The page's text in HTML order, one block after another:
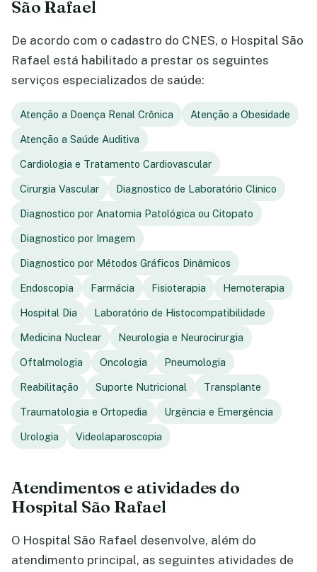
São Rafael
De acordo com o cadastro do CNES, o Hospital São
Rafael está habilitado a prestar os seguintes
serviços especializados de saúde:
Atenção a Doença Renal Crônica Atenção a Obesidade
Atenção a Saúde Auditiva
Cardiologia e Tratamento Cardiovascular
Cirurgia Vascular Diagnostico de Laboratório Clinico
Diagnostico por Anatomia Patológica ou Citopato
Diagnostico por Imagem
Diagnostico por Métodos Gráficos Dinâmicos
Endoscopia Farmácia Fisioterapia Hemoterapia
Hospital Dia Laboratório de Histocompatibilidade
Medicina Nuclear Neurologia e Neurocirurgia
Oftalmologia Oncologia Pneumologia
Reabilitação Suporte Nutricional Transplante
Traumatologia e Ortopedia Urgência e Emergência
Urologia Videolaparoscopia
Atendimentos e atividades do
Hospital São Rafael
O Hospital São Rafael desenvolve, além do
atendimento principal, as seguintes atividades de